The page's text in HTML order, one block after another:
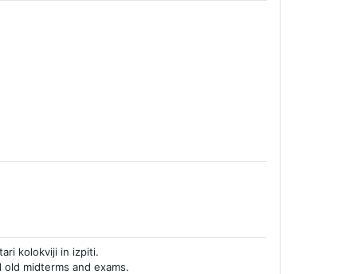
kolokviji in izpiti.
midterms and exams.